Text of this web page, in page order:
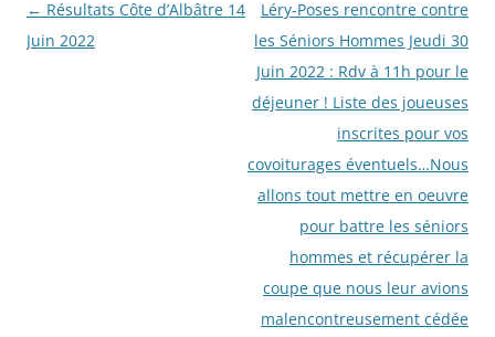
Navigation
des
← Résultats Côte d’Albâtre 14
Juin 2022
Léry-Poses rencontre contre
les Séniors Hommes Jeudi 30
Juin 2022 : Rdv à 11h pour le
déjeuner ! Liste des joueuses
inscrites pour vos
covoiturages éventuels…Nous
allons tout mettre en oeuvre
pour battre les séniors
hommes et récupérer la
coupe que nous leur avions
malencontreusement cédée